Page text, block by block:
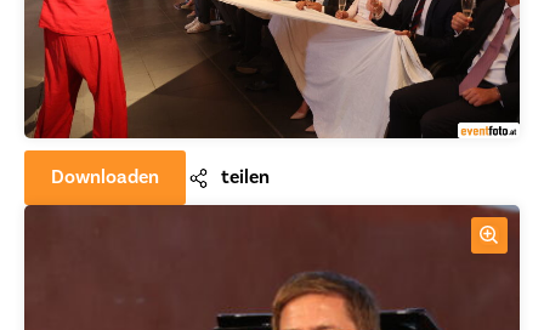
Downloaden teilen